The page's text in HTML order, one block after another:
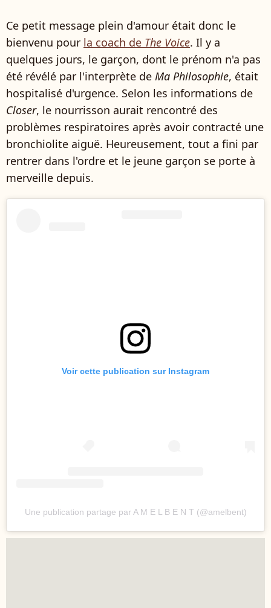
Ce petit message plein d'amour était donc le
bienvenu pour la coach de The Voice. Il y a
quelques jours, le garçon, dont le prénom n'a pas
été révélé par l'interprète de Ma Philosophie, était
hospitalisé d'urgence. Selon les informations de
Closer, le nourrisson aurait rencontré des
problèmes respiratoires après avoir contracté une
bronchiolite aiguë. Heureusement, tout a fini par
rentrer dans l'ordre et le jeune garçon se porte à
merveille depuis.
Voir cette publication sur Instagram
Une publication partage par A M E L B E N T (@amelbent)